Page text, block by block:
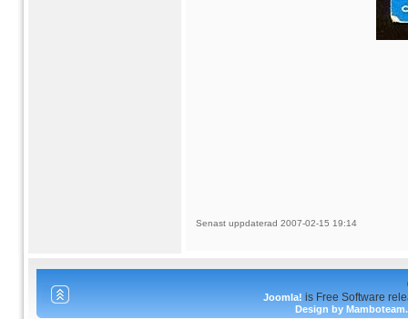
Senast uppdaterad 2007-02-15 19:14
Joomla! is Free Software
Design by